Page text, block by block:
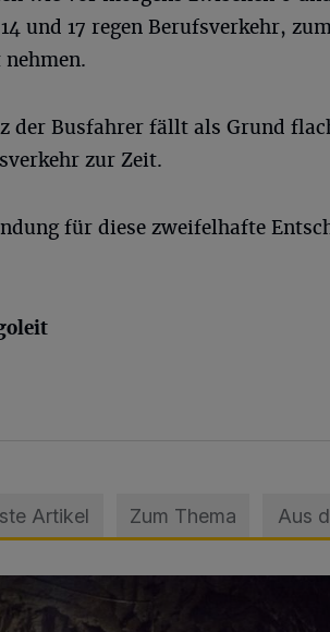
und 17 regen Berufsverkehr,
der Busfahrer fällt als Grund
zur Zeit.
für diese zweifelhafte
Artikel Zum Thema Aus